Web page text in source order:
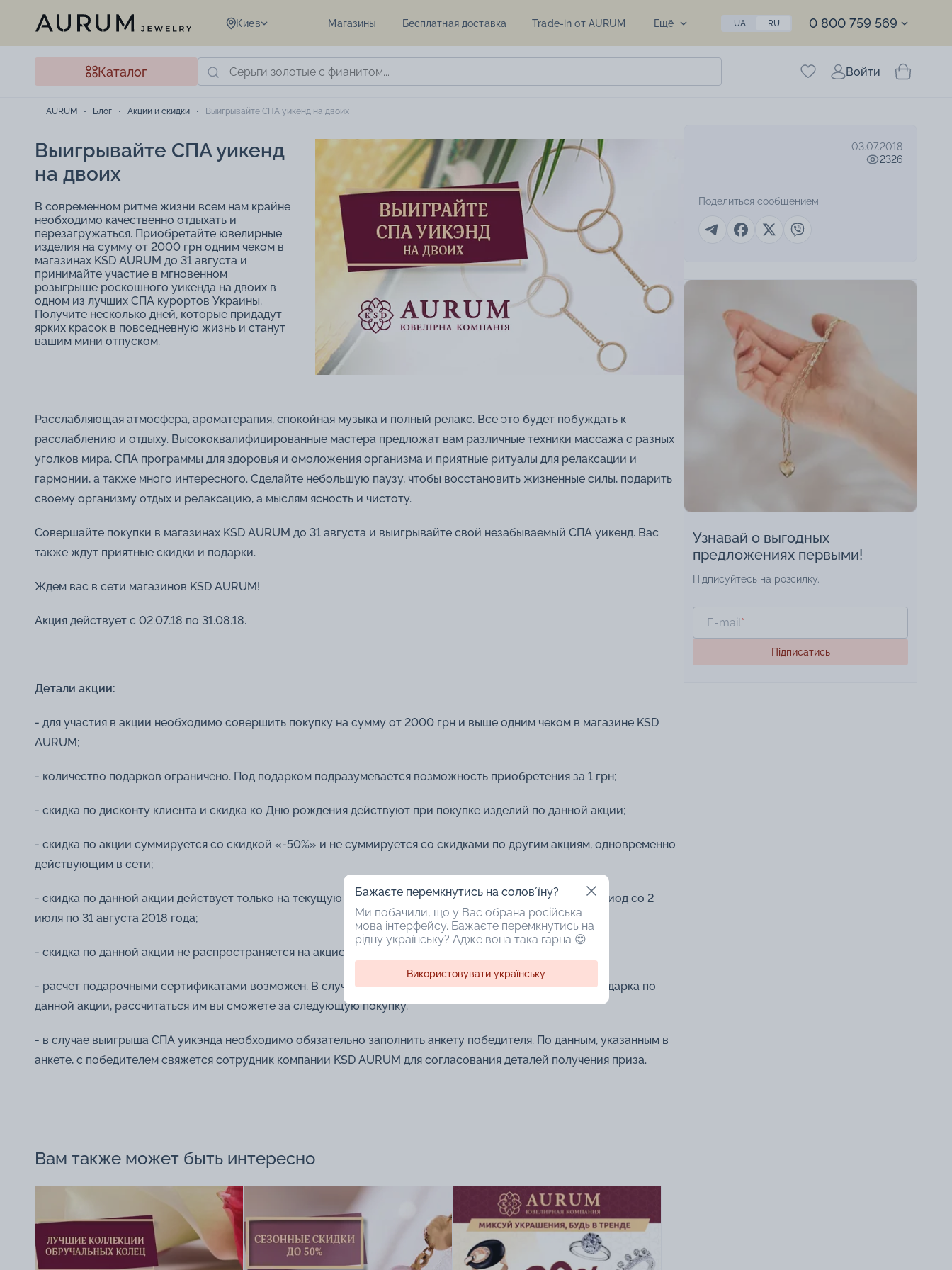
Киев Магазины Бесплатная доставка Trade-in от AURUM Ещё UA RU 0 800 759 569
Каталог Войти
AURUM Блог Акции и скидки Выигрывайте СПА уикенд на двоих
Выигрывайте СПА уикенд
на двоих
В современном ритме жизни всем нам крайне
необходимо качественно отдыхать и
перезагружаться. Приобретайте ювелирные
изделия на сумму от 2000 грн одним чеком в
магазинах KSD AURUM до 31 августа и
принимайте участие в мгновенном
розыгрыше роскошного уикенда на двоих в
одном из лучших СПА курортов Украины.
Получите несколько дней, которые придадут
ярких красок в повседневную жизнь и станут
вашим мини отпуском.
Расслабляющая атмосфера, ароматерапия, спокойная музыка и полный релакс. Все это будет побуждать к
расслаблению и отдыху. Высококвалифицированные мастера предложат вам различные техники массажа с разных
уголков мира, СПА программы для здоровья и омоложения организма и приятные ритуалы для релаксации и
гармонии, а также много интересного. Сделайте небольшую паузу, чтобы восстановить жизненные силы, подарить
своему организму отдых и релаксацию, а мыслям ясность и чистоту.
Совершайте покупки в магазинах KSD AURUM до 31 августа и выигрывайте свой незабываемый СПА уикенд. Вас
также ждут приятные скидки и подарки.
Ждем вас в сети магазинов KSD AURUM!
Акция действует с 02.07.18 по 31.08.18.
Детали акции:
- для участия в акции необходимо совершить покупку на сумму от 2000 грн и выше одним чеком в магазине KSD
AURUM;
- количество подарков ограничено. Под подарком подразумевается возможность приобретения за 1 грн;
- скидка по дисконту клиента и скидка ко Дню рождения действуют при покупке изделий по данной акции;
- скидка по акции суммируется со скидкой «-50%» и не суммируется со скидками по другим акциям, одновременно
действующим в сети;
- скидка по данной акции действует только на текущую покупку, воспользоваться скидкой можно в период со 2
июля по 31 августа 2018 года;
- скидка по данной акции не распространяется на акционные предложения с фиксированными ценами;
- расчет подарочными сертификатами возможен. В случае, если вы получили сертификат в качестве подарка по
данной акции, рассчитаться им вы сможете за следующую покупку.
- в случае выигрыша СПА уикэнда необходимо обязательно заполнить анкету победителя. По данным, указанным в
анкете, с победителем свяжется сотрудник компании KSD AURUM для согласования деталей получения приза.
Вам также может быть интересно
03.07.2018
2326
Поделиться сообщением
Узнавай о выгодных
предложениях первыми!
Підписуйтесь на розсилку.
E-mail*
Підписатись
Бажаєте перемкнутись на соловʼїну?
Ми побачили, що у Вас обрана російська
мова інтерфейсу. Бажаєте перемкнутись на
рідну українську? Адже вона така гарна 😍
Використовувати українську